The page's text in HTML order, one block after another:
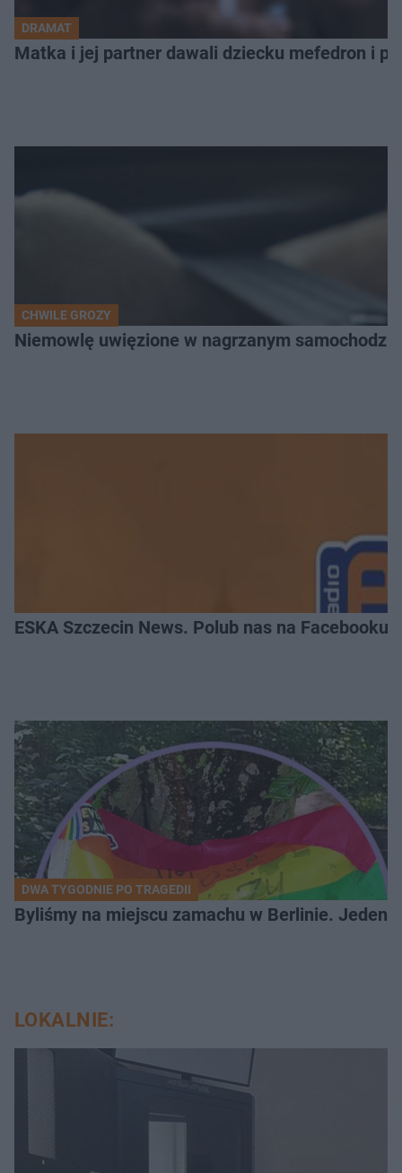
DRAMAT
Matka i jej partner dawali dziecku mefedron i
CHWILE GROZY
Niemowlę uwięzione w nagrzanym
ESKA Szczecin News. Polub nas na Facebooku!
DWA TYGODNIE PO TRAGEDII
Byliśmy na miejscu zamachu w Berlinie. Jeden
LOKALNIE: